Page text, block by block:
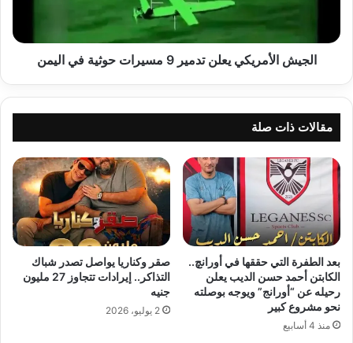
اليمن
الجيش الأمريكي يعلن تدمير 9 مسيرات حوثية في اليمن
مقالات ذات صلة
بعد الطفرة التي حققها في أورانچ..
الكابتن أحمد حسن الديب يعلن
رحيله عن “أورانج” ويوجه بوصلته
نحو مشروع كبير
منذ 4 أسابيع
صقر وكناريا يواصل تصدر شباك
التذاكر.. إيرادات تتجاوز 27 مليون
جنيه
2 يوليو، 2026